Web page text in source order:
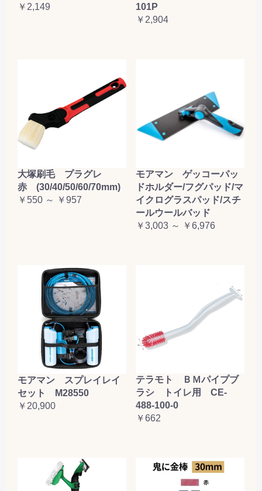
￥2,149
101P
￥2,904
大塚刷毛 プラグレ
赤 (30/40/50/60/70mm)
￥550 ～ ￥957
モアマン ゲッコーパッ
ドホルダー/フグパッド/マ
イクログラスパッド/スチ
ールウールバッド
￥3,003 ～ ￥6,976
モアマン スプレイレイ
セット M28550
￥20,900
テラモト ＢＭパイプブ
ラシ トイレ用 CE-
488-100-0
￥662